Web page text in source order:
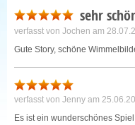
sehr
verfasst von Jochen am
Gute Story, schöne
verfasst von Jenny am
Es ist ein wunderschönes